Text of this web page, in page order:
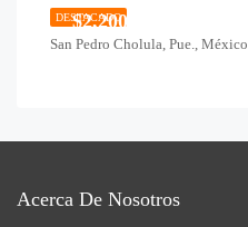
DESTACADO
$2,200,000
San Pedro Cholula, Pue., México
Acerca De Nosotros